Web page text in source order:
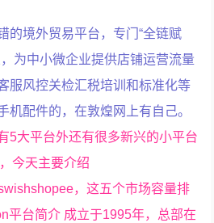
的境外贸易平台，专门“全链赋
为中小微企业提供店铺运营流量
服风控关检汇税培训和标准化等
机配件的，在敦煌网上有自己。
5大平台外还有很多新兴的小平台
今天主要介绍
，这五个市场容量排
平台简介 成立于1995年，总部在